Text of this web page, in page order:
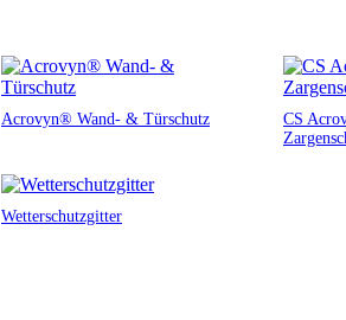
Acrovyn® Wand- & Türschutz
CS
Wetterschutzgitter